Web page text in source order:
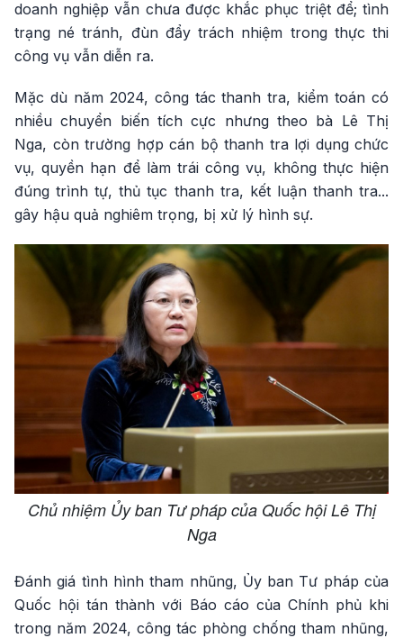
doanh nghiệp vẫn chưa được khắc phục triệt để; tình
trạng né tránh, đùn đẩy trách nhiệm trong thực thi
công vụ vẫn diễn ra.
Mặc dù năm 2024, công tác thanh tra, kiểm toán có
nhiều chuyển biến tích cực nhưng theo bà Lê Thị
Nga, còn trường hợp cán bộ thanh tra lợi dụng chức
vụ, quyền hạn để làm trái công vụ, không thực hiện
đúng trình tự, thủ tục thanh tra, kết luận thanh tra...
gây hậu quả nghiêm trọng, bị xử lý hình sự.
Chủ nhiệm Ủy ban Tư pháp của Quốc hội Lê Thị
Nga
Đánh giá tình hình tham nhũng, Ủy ban Tư pháp của
Quốc hội tán thành với Báo cáo của Chính phủ khi
trong năm 2024, công tác phòng chống tham nhũng,